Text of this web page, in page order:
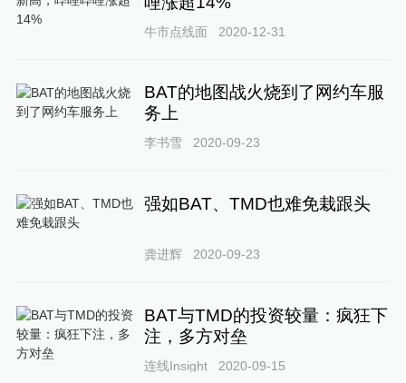
牛市点线面 2020-12-31
BAT的地图战火烧到了网约车服
务上
李书雪 2020-09-23
强如BAT、TMD也难免栽跟头
龚进辉 2020-09-23
BAT与TMD的投资较量：疯狂下
注，多方对垒
连线Insight 2020-09-15